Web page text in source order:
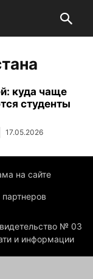
куда чаще
студенты
17.05.2026
на сайте
партнеров
№ 03
и информации